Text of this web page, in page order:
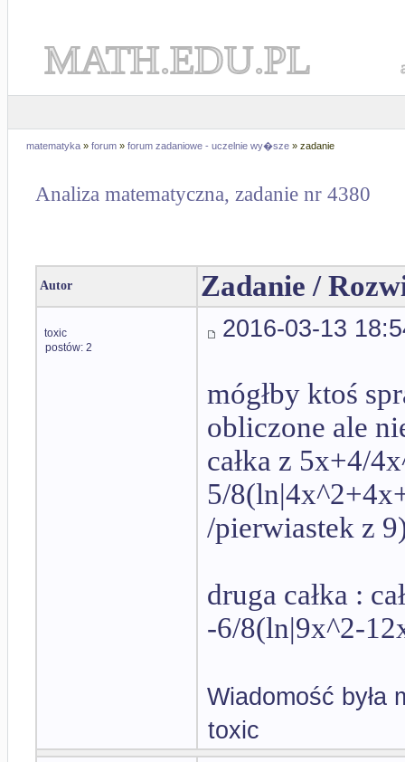
MATH.EDU.PL
matematyka » forum » forum zadaniowe - uczelnie wy�sze » zadanie
Analiza matematyczna, zadanie nr 4380
Autor Zadanie /
toxic
postów: 2
2016-03-13
mógłby ktoś
obliczone ale
całka z 5x+4/
5/
/pierwiastek z
druga całka :
-6/8(ln|9x^2-
Wiadomość była
toxic